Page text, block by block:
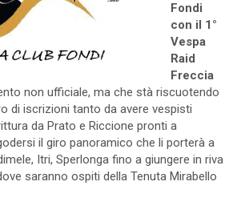
Fondi
con il 1°
Vespa
Raid
Freccia
non ufficiale, ma che stà riscuotendo
di iscrizioni tanto da avere vespisti
da Prato e Riccione pronti a
il giro panoramico che li porterà a
Itri, Sperlonga fino a giungere in riva
saranno ospiti della Tenuta Mirabello